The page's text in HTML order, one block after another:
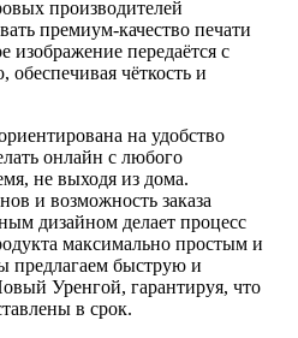
производителей
премиум-качество печати
передаётся с
чёткость и
на удобство
онлайн с любого
не выходя из дома.
и возможность заказа
дизайном делает процесс
максимально простым и
предлагаем быструю и
Уренгой, гарантируя, что
в срок.